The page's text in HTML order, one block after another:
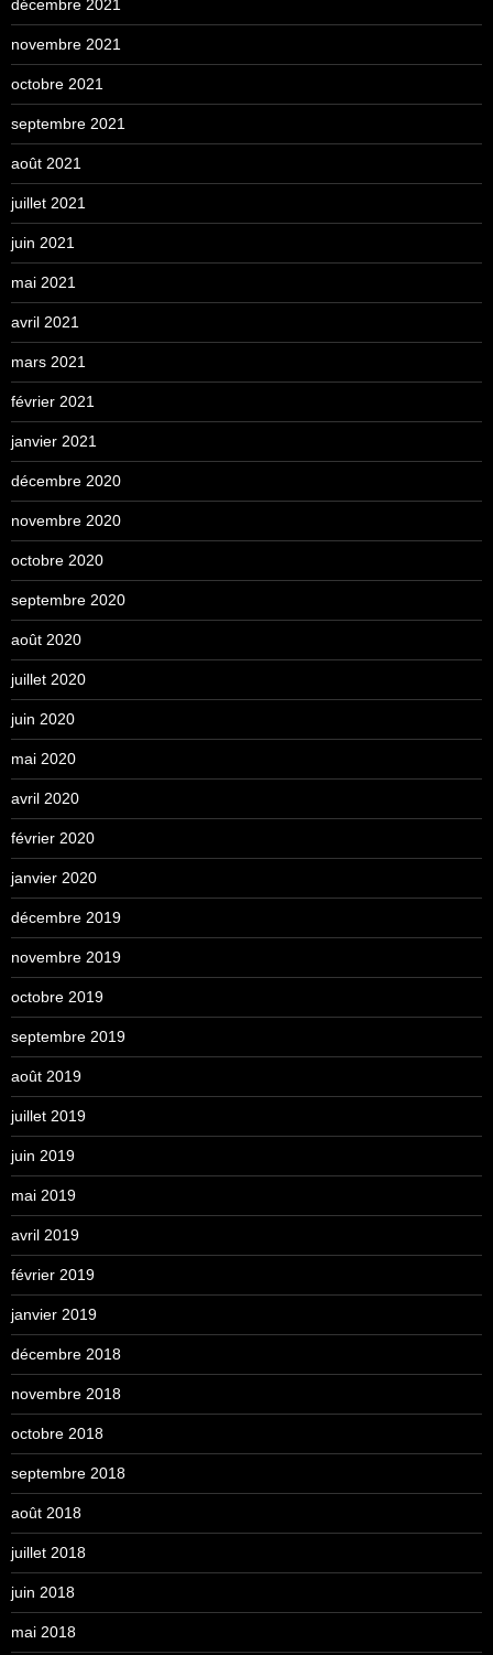
décembre 2021
novembre 2021
octobre 2021
septembre 2021
août 2021
juillet 2021
juin 2021
mai 2021
avril 2021
mars 2021
février 2021
janvier 2021
décembre 2020
novembre 2020
octobre 2020
septembre 2020
août 2020
juillet 2020
juin 2020
mai 2020
avril 2020
février 2020
janvier 2020
décembre 2019
novembre 2019
octobre 2019
septembre 2019
août 2019
juillet 2019
juin 2019
mai 2019
avril 2019
février 2019
janvier 2019
décembre 2018
novembre 2018
octobre 2018
septembre 2018
août 2018
juillet 2018
juin 2018
mai 2018